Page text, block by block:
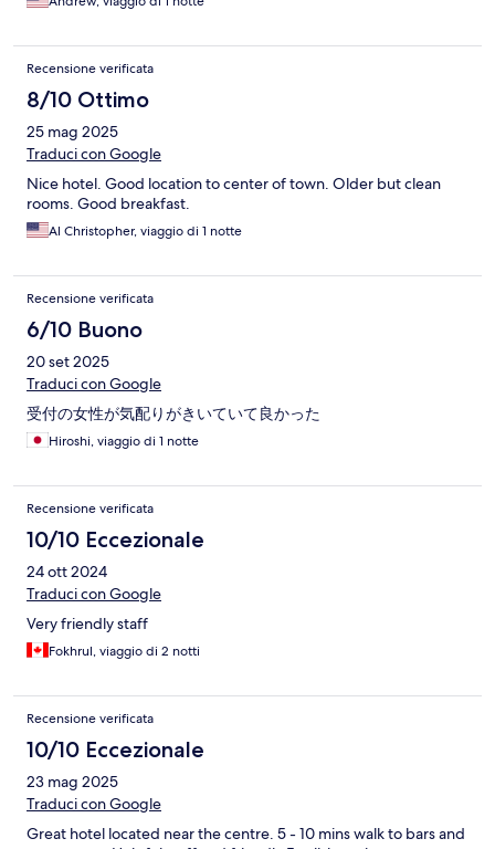
Recensione verificata
8/10 Ottimo
25 mag 2025
Traduci con Google
Nice hotel. Good location to center of town. Older but clean
rooms. Good breakfast.
Al Christopher, viaggio di 1 notte
Recensione verificata
6/10 Buono
20 set 2025
Traduci con Google
受付の女性が気配りがきいていて良かった
Hiroshi, viaggio di 1 notte
Recensione verificata
10/10 Eccezionale
24 ott 2024
Traduci con Google
Very friendly staff
Fokhrul, viaggio di 2 notti
Recensione verificata
10/10 Eccezionale
23 mag 2025
Traduci con Google
Great hotel located near the centre. 5 - 10 mins walk to bars and